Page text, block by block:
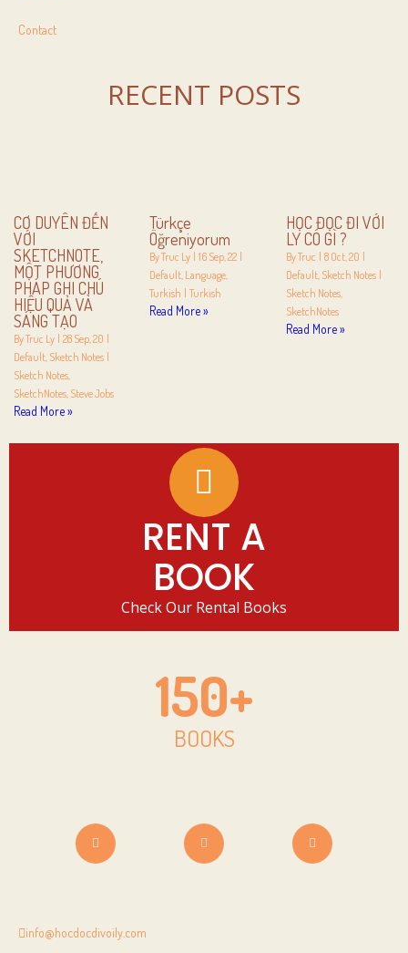
Contact
RECENT POSTS
CƠ DUYÊN ĐẾN
VỚI
SKETCHNOTE,
MỘT PHƯƠNG
PHÁP GHI CHÚ
HIỆU QUẢ VÀ
SÁNG TẠO
ByTruc Ly 28 Sep, 20
Default Sketch Notes
Sketch Notes
SketchNotes Steve Jobs
Read More »
Türkçe
Öğreniyorum
ByTruc Ly 16 Sep, 22
Default Language
Turkish
Turkish
Read More »
HỌC ĐỌC ĐI VỚI
LY CÓ GÌ ?
ByTruc 8 Oct, 20
Default Sketch Notes
Sketch Notes
SketchNotes
Read More »
RENT A
BOOK
Check Our Rental Books
150+
BOOKS
info@hocdocdivoily.com